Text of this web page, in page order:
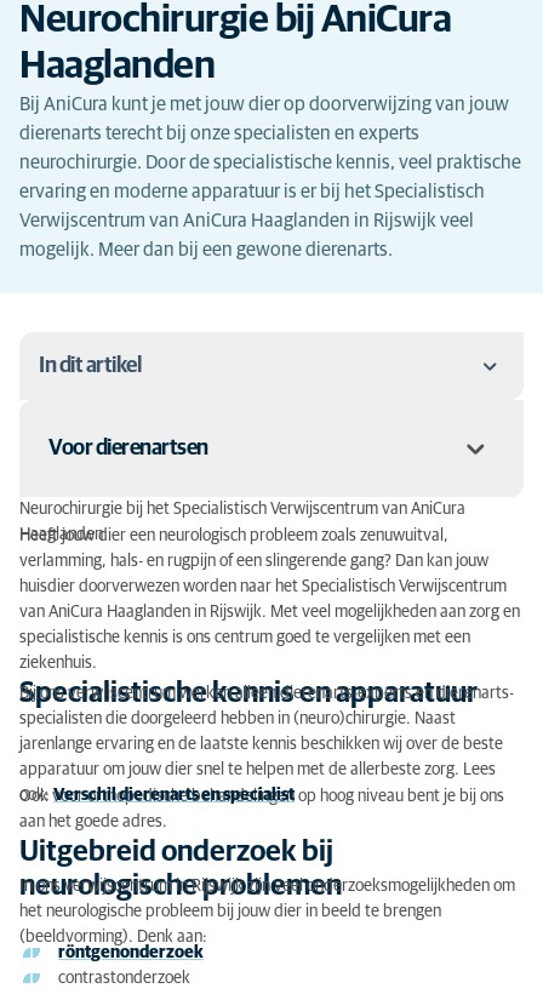
Neurochirurgie bij AniCura
Haaglanden
Bij AniCura kunt je met jouw dier op doorverwijzing van jouw
dierenarts terecht bij onze specialisten en experts
neurochirurgie. Door de specialistische kennis, veel praktische
ervaring en moderne apparatuur is er bij het Specialistisch
Verwijscentrum van AniCura Haaglanden in Rijswijk veel
mogelijk. Meer dan bij een gewone dierenarts.
In dit artikel
Specialistische kennis en apparatuur
Ervaren chirurgen met de laatste kennis
Ook bij spoed
Wanneer naar de neurochirurg?
Waarom naar een ziekenhuis voor dieren
Vragen of advies?
Voor dierenartsen
Op onze website vind je op verschillende plaatsen informatie en
tools om het verwijzen naar ons dierenziekenhuis makkelijker te
maken. Hieronder hebben we alle links bij elkaar staan.
Verwijzen
Verwijsformulier
Informatie over verwijzen
Meer informatie
Nieuwsbrief Dierenziekenhuis Drechtstreek
Nascholing
Cases
Bloedbank
Kattengeneeskunde verwijzers
Intercollegiaal overleg
Vacatures
Kwaliteit
We werken hard aan het verbeteren van de kwaliteit
van de diergeneeskunde in Nederland, maar ook onze
samenwerking met collega's, jij als verwijzend
Neurochirurgie bij het Specialistisch Verwijscentrum van AniCura
Haaglanden
Heeft jouw dier een neurologisch probleem zoals zenuwuitval,
verlamming, hals- en rugpijn of een slingerende gang? Dan kan jouw
huisdier doorverwezen worden naar het Specialistisch Verwijscentrum
van AniCura Haaglanden in Rijswijk. Met veel mogelijkheden aan zorg en
specialistische kennis is ons centrum goed te vergelijken met een
ziekenhuis.
Specialistische kennis en apparatuur
Bij ons verwijscentrum werken alleen dierenarts-experts en dierenarts-
specialisten die doorgeleerd hebben in (neuro)chirurgie. Naast
jarenlange ervaring en de laatste kennis beschikken wij over de beste
apparatuur om jouw dier snel te helpen met de allerbeste zorg. Lees
ook:Verschil dierenarts en specialist
Ook voor orthopedische behandelingen op hoog niveau bent je bij ons
aan het goede adres.
Uitgebreid onderzoek bij
neurologische problemen
In ons verwijscentrum in Rijswijk zijn veel onderzoeksmogelijkheden om
het neurologische probleem bij jouw dier in beeld te brengen
(beeldvorming). Denk aan:
röntgenonderzoek
contrastonderzoek